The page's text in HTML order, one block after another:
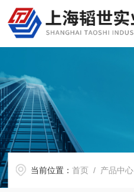
当前位置：首页 / 产品中心